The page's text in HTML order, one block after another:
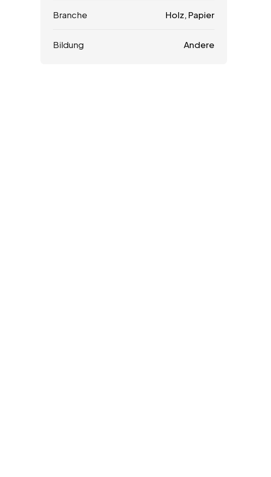
Branche Holz, Papier
Bildung Andere